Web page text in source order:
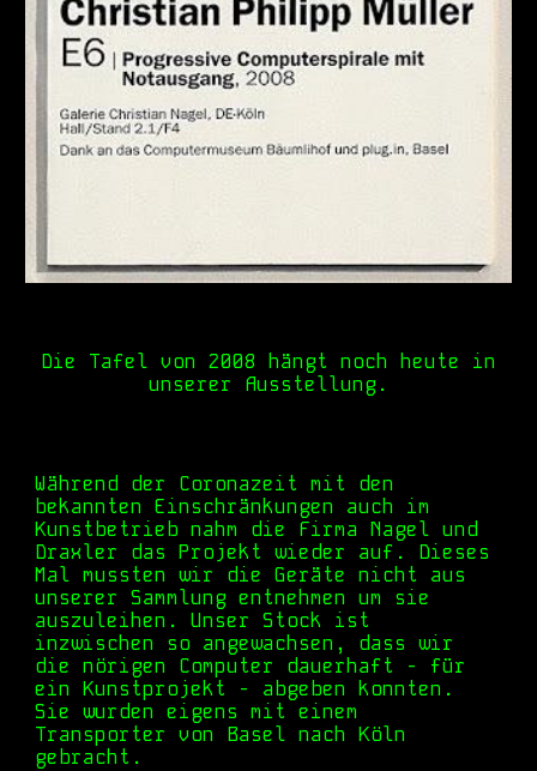
Die Tafel von 2008 hängt noch heute in
unserer Ausstellung.
Während der Coronazeit mit den
bekannten Einschränkungen auch im
Kunstbetrieb nahm die Firma Nagel und
Draxler das Projekt wieder auf. Dieses
Mal mussten wir die Geräte nicht aus
unserer Sammlung entnehmen um sie
auszuleihen. Unser Stock ist
inzwischen so angewachsen, dass wir
die nörigen Computer dauerhaft - für
ein Kunstprojekt - abgeben konnten.
Sie wurden eigens mit einem
Transporter von Basel nach Köln
gebracht.